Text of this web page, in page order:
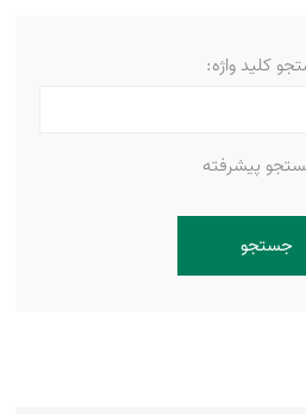
کلید واژه:
پیشرفته
جستجو